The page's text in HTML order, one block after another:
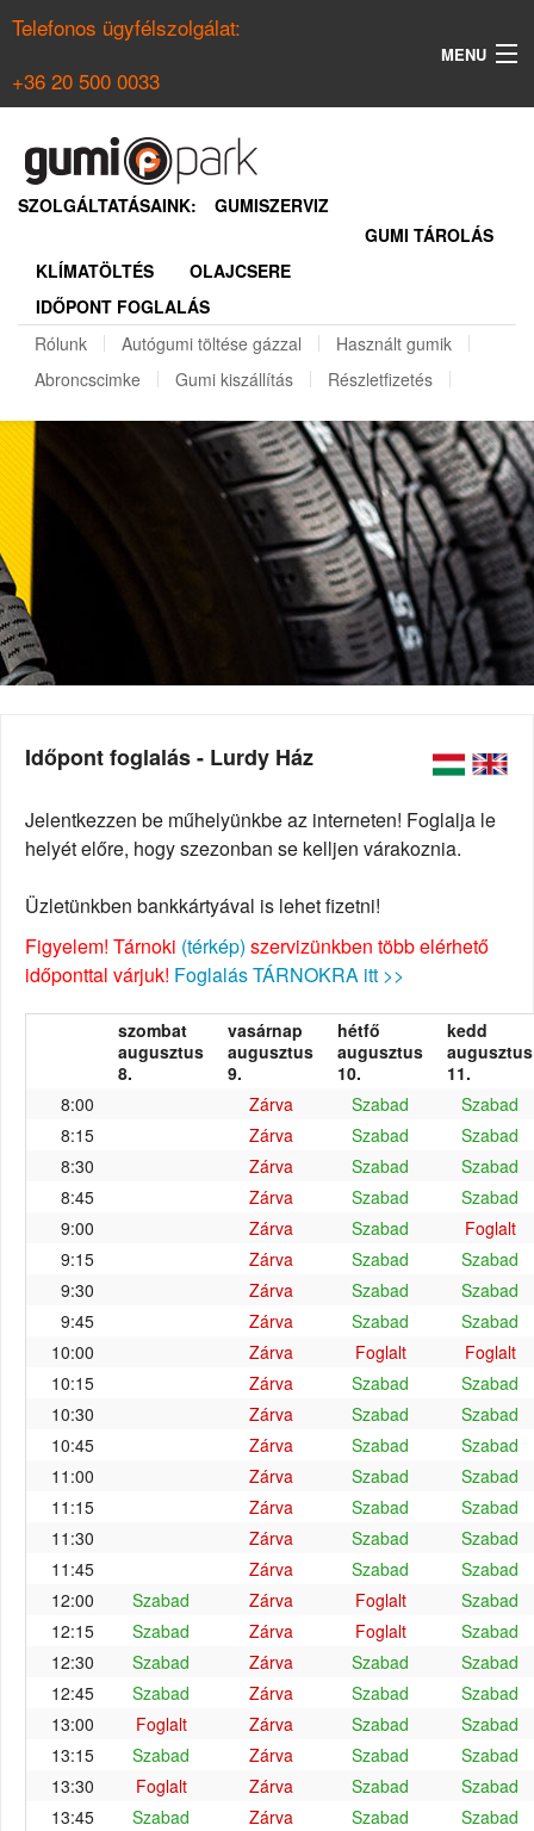
Telefonos ügyfélszolgálat:
+36 20 500 0033
MENU
NYÁRI GUMI KERESŐ
REGISZTRÁCIÓ
SZOLGÁLTATÁSAINK:
GUMISZERVIZ
GUMI TÁROLÁS
KLÍMATÖLTÉS
OLAJCSERE
IDŐPONT FOGLALÁS
Rólunk
Autógumi töltése gázzal
Használt gumik
Abroncscimke
Gumi kiszállítás Részletfizetés
Időpont foglalás - Lurdy Ház
Jelentkezzen be műhelyünkbe az interneten! Foglalja le
helyét előre, hogy szezonban se kelljen várakoznia.
Üzletünkben bankkártyával is lehet fizetni!
Figyelem! Tárnoki (térkép) szervizünkben több elérhető
időponttal várjuk! Foglalás TÁRNOKRA itt >>
szombat
augusztus
8.
vasárnap
augusztus
9.
hétfő
augusztus
10.
kedd
augusztus
11.
8:00
Zárva Szabad
Szabad
8:15
Zárva Szabad
Szabad
8:30
Zárva Szabad
Szabad
8:45
Zárva Szabad
Szabad
9:00
Zárva Szabad
Foglalt
9:15
Zárva Szabad
Szabad
9:30
Zárva Szabad
Szabad
9:45
Zárva Szabad
Szabad
10:00
Zárva Foglalt
Foglalt
10:15
Zárva Szabad
Szabad
10:30
Zárva Szabad
Szabad
10:45
Zárva Szabad
Szabad
11:00
Zárva Szabad
Szabad
11:15
Zárva Szabad
Szabad
11:30
Zárva Szabad
Szabad
11:45
Zárva Szabad
Szabad
12:00
Szabad Zárva Foglalt
Szabad
12:15
Szabad Zárva Foglalt
Szabad
12:30
Szabad Zárva Szabad
Szabad
12:45
Szabad Zárva Szabad
Szabad
13:00
Foglalt Zárva Szabad
Szabad
13:15
Szabad Zárva Szabad
Szabad
13:30
Foglalt Zárva Szabad
Szabad
13:45
Szabad Zárva Szabad
Szabad